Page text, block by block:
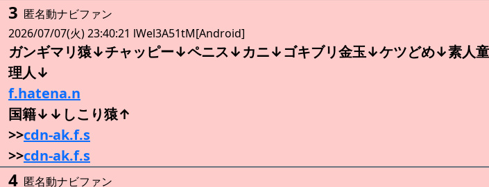
3 匿名動ナビファン
2026/07/07(火) 23:40:21 lWel3A51tM[Android]
ガンギマリ猿↓チャッピー↓ペニス↓カニ↓ゴキブリ金玉↓ケツどめ↓素
理人↓
f.hatena.n
国籍↓↓しこり猿↑
>>cdn-ak.f.s
>>cdn-ak.f.s
4 匿名動ナビファン